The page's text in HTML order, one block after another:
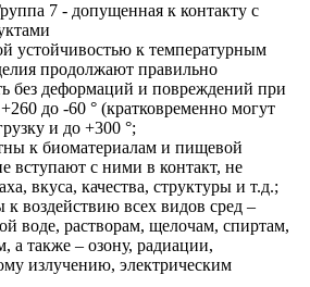
7 - допущенная к контакту с
устойчивостью к температурным
продолжают правильно
без деформаций и повреждений при
до -60 ° (кратковременно могут
и до +300 °;
к биоматериалам и пищевой
вступают с ними в контакт, не
вкуса, качества, структуры и т.д.;
воздействию всех видов сред –
воде, растворам, щелочам, спиртам,
а также – озону, радиации,
излучению, электрическим